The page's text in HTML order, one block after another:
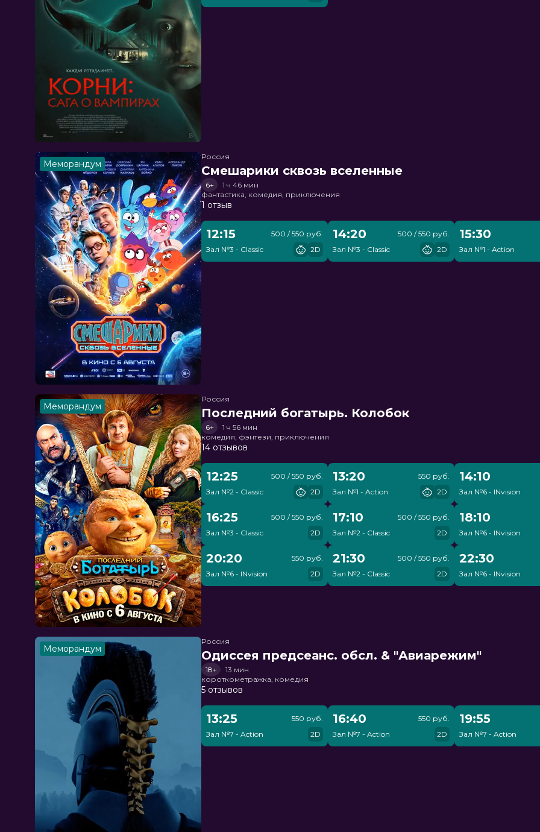
Меморандум
Россия
Смешарики сквозь вселенные
6+
1 ч 46 мин
фантастика, комедия, приключения
1 отзыв
12:15
Зал №3 - Classic
500 / 550 руб.
2D
14:20
Зал №3 - Classic
500 / 550 руб.
2D
15:30
Зал №1 - Action
Меморандум
Россия
Последний богатырь. Колобок
6+
1 ч 56 мин
комедия, фэнтези, приключения
14 отзывов
12:25
Зал №2 - Classic
500 / 550 руб.
2D
13:20
Зал №1 - Action
550 руб.
2D
14:10
Зал №6 - INvision
16:25
Зал №3 - Classic
500 / 550 руб.
2D
17:10
Зал №2 - Classic
500 / 550 руб.
2D
18:10
Зал №6 - INvision
20:20
Зал №6 - INvision
550 руб.
2D
21:30
Зал №2 - Classic
500 / 550 руб.
2D
22:30
Зал №6 - INvision
Меморандум
Россия
Одиссея предсеанс. обсл. & "Авиарежим"
18+
13 мин
короткометражка, комедия
5 отзывов
13:25
Зал №7 - Action
550 руб.
2D
16:40
Зал №7 - Action
550 руб.
2D
19:55
Зал №7 - Action